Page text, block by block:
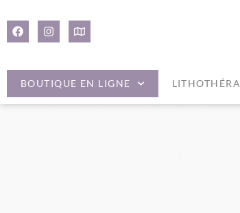
BOUTIQUE EN LIGNE